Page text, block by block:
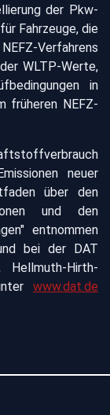
der Pkw-
Fahrzeuge, die
Verfahrens
WLTP-Werte,
in
früheren NEFZ-
neuer
über den
und den
entnommen
bei der DAT
Hellmuth-Hirth-
www.dat.de